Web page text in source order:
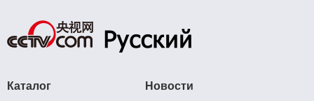
Каталог Новости